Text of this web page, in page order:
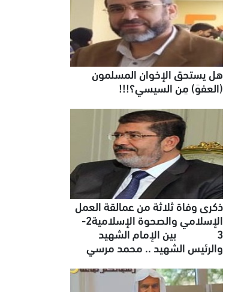
هل يستحق الإخوان المسلمون
(العفوَ) مِن السيسي؟!!!
ذكرى وفاة ثلاثة من عمالقة العمل
الإسلامي والصحوة الإسلامية2-
3 بين الإمام الشهيد
والرئيس الشهيد .. محمد مرسي